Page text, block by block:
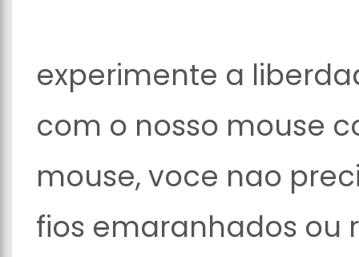
experimente a
com o nosso mouse
mouse, voce nao
fios emaranhados ou